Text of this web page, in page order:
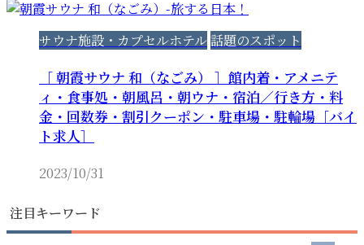
サウナ施設・カプセルホテル 話題のスポット
［ 朝霞サウナ 和（なごみ） ］館内着・アメニテ
ィ・食事処・朝風呂・朝ウナ・宿泊／行き方・料
金・回数券・割引クーポン・駐車場・駐輪場［バイ
ト求人］
2023/10/31
注目キーワード